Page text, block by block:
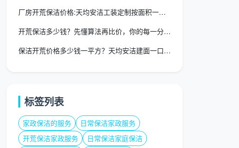
厂房开荒保洁价格:天均安洁工装定制按面积一口价全包
开荒保洁多少钱？先懂算法再比价，你的每一分钱才花得明白
保洁开荒价格多少钱一平方？天均安洁建面一口价12-15元/㎡
标签列表
家政保洁的服务
日常保洁家政服务
开荒保洁家政服务
日常保洁家庭保洁